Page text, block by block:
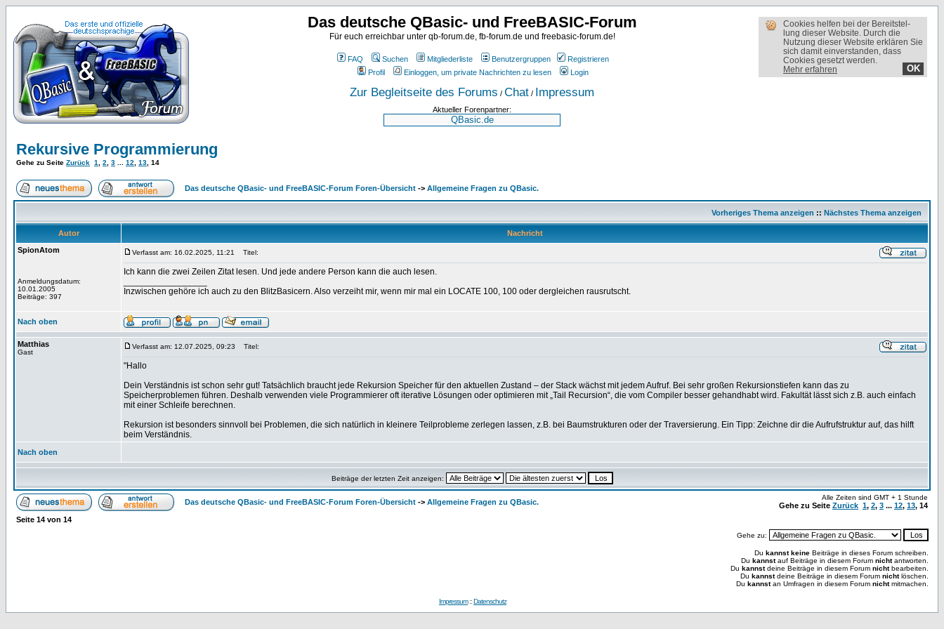
Cookies helfen bei der Bereit­stel­
lung dieser Website. Durch die
Nutzung dieser Website erklären Sie
sich damit einverstanden, dass
Cookies gesetzt werden.
Mehr erfahren
OK
Das deutsche QBasic- und FreeBASIC-Forum
Für euch erreichbar unter qb-forum.de, fb-forum.de und freebasic-forum.de!
FAQ Suchen Mitgliederliste Benutzergruppen
Registrieren
Profil
Einloggen, um private Nachrichten zu lesen Login
Zur Begleitseite des Forums / Chat / Impressum
Aktueller Forenpartner:
Rekursive Programmierung
Gehe zu Seite Zurück 1 2 3 12 13 14
Das deutsche QBasic- und FreeBASIC-Forum Foren-Übersicht -> Allgemeine Fragen zu QBasic.
Vorheriges Thema anzeigen :: Nächstes Thema anzeigen
Autor
Nachricht
SpionAtom
Anmeldungsdatum:
10.01.2005
Beiträge: 397
Verfasst am: 16.02.2025, 11:21 Titel:
Ich kann die zwei Zeilen Zitat lesen. Und jede andere Person kann die auch lesen.
Inzwischen gehöre ich auch zu den BlitzBasicern. Also verzeiht mir, wenn mir mal ein LOCATE 100, 100 oder dergleichen rausrutscht.
Nach oben
Matthias
Gast
Verfasst am: 12.07.2025, 09:23 Titel:
"Hallo
Dein Verständnis ist schon sehr gut! Tatsächlich braucht jede Rekursion Speicher für den aktuellen Zustand – der Stack wächst mit jedem Aufruf. Bei sehr großen Rekursionstiefen kann das zu
Speicherproblemen führen. Deshalb verwenden viele Programmierer oft iterative Lösungen oder optimieren mit „Tail Recursion“, die vom Compiler besser gehandhabt wird. Fakultät lässt sich z.B. auch einfach
mit einer Schleife berechnen.
Rekursion ist besonders sinnvoll bei Problemen, die sich natürlich in kleinere Teilprobleme zerlegen lassen, z.B. bei Baumstrukturen oder der Traversierung. Ein Tipp: Zeichne dir die Aufrufstruktur auf, das hilft
beim Verständnis.
Nach oben
Beiträge der letzten Zeit anzeigen:
Das deutsche QBasic- und FreeBASIC-Forum Foren-Übersicht -> Allgemeine Fragen zu QBasic.
Alle Zeiten sind GMT + 1 Stunde
Gehe zu Seite Zurück 1, 2, 3 ... 12, 13, 14
Seite 14 von 14
Gehe zu:
Du kannst keine Beiträge in dieses Forum schreiben.
Du kannstauf Beiträge in diesem Forum nichtantworten.
Du kannstdeine Beiträge in diesem Forum nichtbearbeiten.
Du kannstdeine Beiträge in diesem Forum nichtlöschen.
Du kannstan Umfragen in diesem Forum nichtmitmachen.
Impressum::Datenschutz